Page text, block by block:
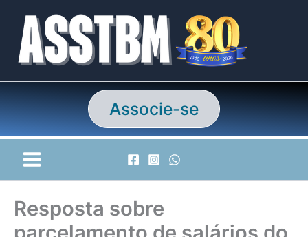
conteúdo
Associe-se
Resposta sobre